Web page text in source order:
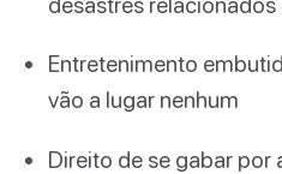
Entretenimento
vão a lugar nenhum
Direito de se gabar por